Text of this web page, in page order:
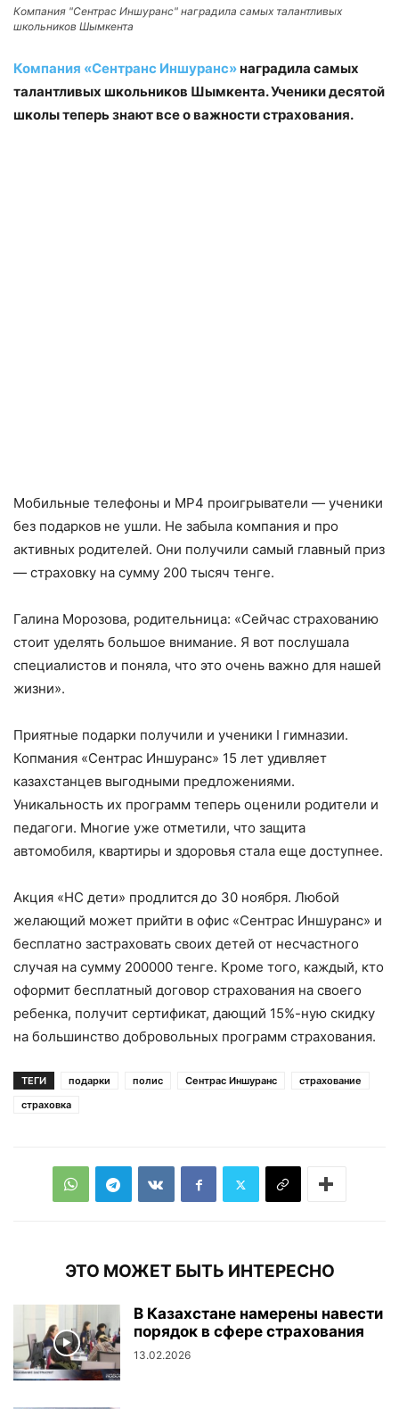
Компания "Сентрас Иншуранс" наградила самых талантливых
школьников Шымкента
Компания «Сентранс Иншуранс»наградила самых
талантливых школьников Шымкента. Ученики десятой
школы теперь знают все о важности страхования.
Мобильные телефоны и MP4 проигрыватели — ученики
без подарков не ушли. Не забыла компания и про
активных родителей. Они получили самый главный приз
— страховку на сумму 200 тысяч тенге.
Галина Морозова, родительница: «Сейчас страхованию
стоит уделять большое внимание. Я вот послушала
специалистов и поняла, что это очень важно для нашей
жизни».
Приятные подарки получили и ученики I гимназии.
Копмания «Сентрас Иншуранс» 15 лет удивляет
казахстанцев выгодными предложениями.
Уникальность их программ теперь оценили родители и
педагоги. Многие уже отметили, что защита
автомобиля, квартиры и здоровья стала еще доступнее.
Акция «НС дети» продлится до 30 ноября. Любой
желающий может прийти в офис «Сентрас Иншуранс» и
бесплатно застраховать своих детей от несчастного
случая на сумму 200000 тенге. Кроме того, каждый, кто
оформит бесплатный договор страхования на своего
ребенка, получит сертификат, дающий 15%-ную скидку
на большинство добровольных программ страхования.
ТЕГИ подарки полис Сентрас Иншуранс
страхование
страховка
ЭТО МОЖЕТ БЫТЬ ИНТЕРЕСНО
В Казахстане намерены навести
порядок в сфере страхования
13.02.2026